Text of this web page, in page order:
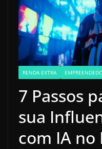
RENDA EXTRA
7 Passos
sua
com IA no